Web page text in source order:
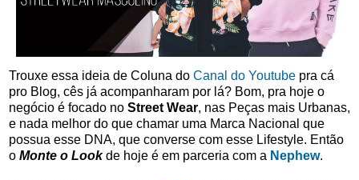
Trouxe essa ideia de Coluna do Canal do Youtube pra cá
pro Blog, cês já acompanharam por lá? Bom, pra hoje o
negócio é focado no Street Wear, nas Peças mais Urbanas,
e nada melhor do que chamar uma Marca Nacional que
possua esse DNA, que converse com esse Lifestyle. Então
o Monte o Lookde hoje é em parceria com a Nephew.